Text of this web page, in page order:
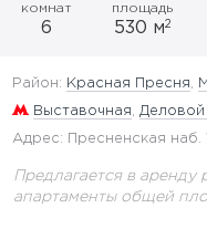
комнат
6
площадь
530 м2
Район: Красная Пресня
Выставочная Деловой
Адрес: Пресненская наб.
Предлагается в аренду
апартаменты общей